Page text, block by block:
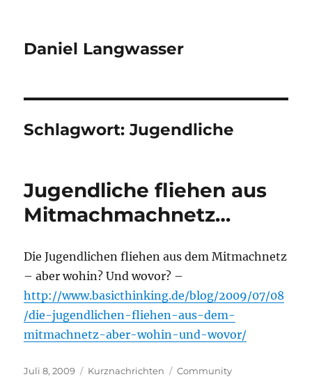
Daniel Langwasser
Schlagwort:Jugendliche
Jugendliche fliehen aus
Mitmachmachnetz…
Die Jugendlichen fliehen aus dem Mitmachnetz
– aber wohin? Und wovor? –
http://www.basicthinking.de/blog/2009/07/08
/die-jugendlichen-fliehen-aus-dem-
mitmachnetz-aber-wohin-und-wovor/
Veröffentlicht
Juli 8, 2009 Kategorien
Kurznachrichten Schlagwörter
Community